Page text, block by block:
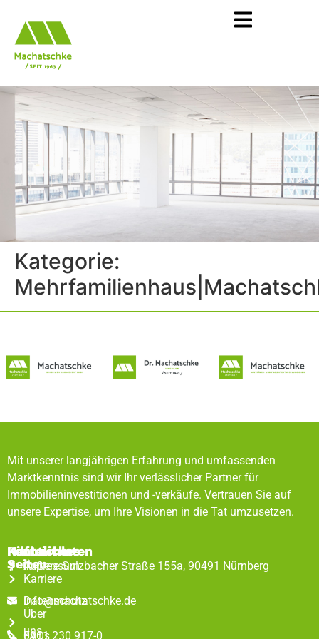
Kategorie:
Mit unserer langjährigen Erfahrung und umfassenden
Marktkenntnis sind wir Ihr verlässlicher Partner für
Immobilieninvestitionen und -verkäufe. Vertrauen Sie auf
unsere Expertise, um Ihre Visionen in die Tat umzusetzen.
Rechtliches
Impressum
Datenschutz
FAQs
Hilfreiche
Seiten
Karriere
Über
uns
Kontaktdaten
Äußere Sulzbacher Straße 155a, 90491 Nürnberg
info@machatschke.de
0911 230 917-0